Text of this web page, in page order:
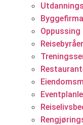
Oppussing
Reisebyråer